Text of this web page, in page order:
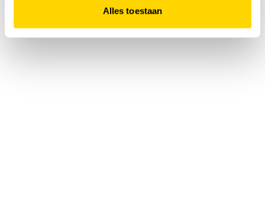
Alles toestaan